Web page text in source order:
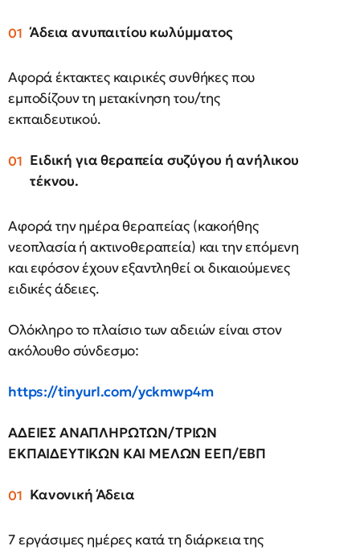
Άδεια ανυπαιτίου κωλύμματος
Αφορά έκτακτες καιρικές συνθήκες που
εμποδίζουν τη μετακίνηση του/της
εκπαιδευτικού.
Ειδική για θεραπεία συζύγου ή ανήλικου
τέκνου.
Αφορά την ημέρα θεραπείας (κακοήθης
νεοπλασία ή ακτινοθεραπεία) και την επόμενη
και εφόσον έχουν εξαντληθεί οι δικαιούμενες
ειδικές άδειες.
Ολόκληρο το πλαίσιο των αδειών είναι στον
ακόλουθο σύνδεσμο:
https://tinyurl.com/yckmwp4m
ΑΔΕΙΕΣ ΑΝΑΠΛΗΡΩΤΩΝ/ΤΡΙΩΝ
ΕΚΠΑΙΔΕΥΤΙΚΩΝ ΚΑΙ ΜΕΛΩΝ ΕΕΠ/ΕΒΠ
Κανονική Άδεια
7 εργάσιμες ημέρες κατά τη διάρκεια της